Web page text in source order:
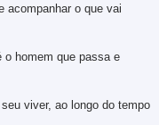
acompanhar o que vai
o homem que passa e
viver, ao longo do tempo